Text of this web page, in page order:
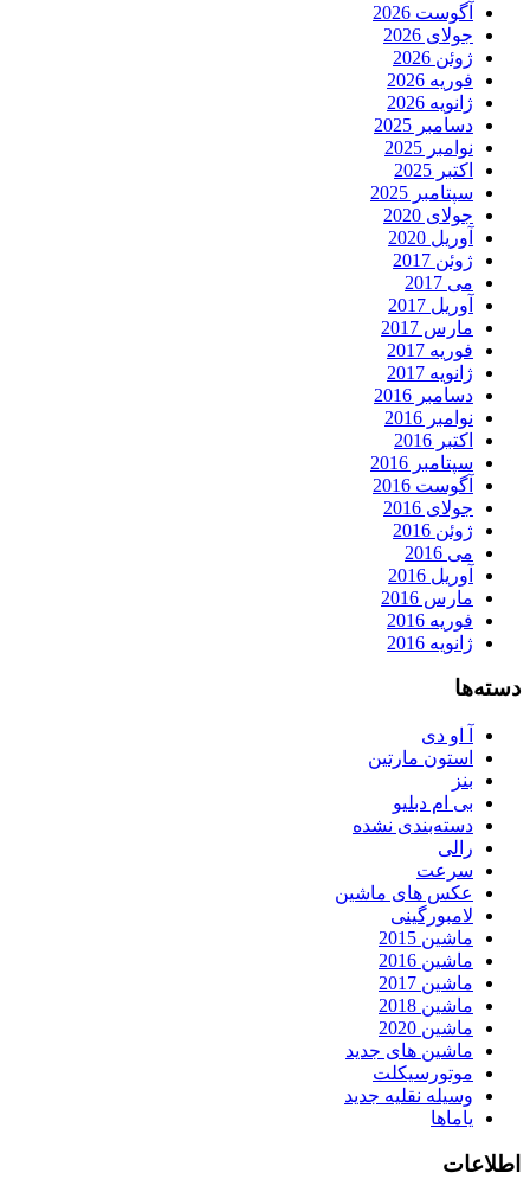
آگوست 2026
جولای 2026
ژوئن 2026
فوریه 2026
ژانویه 2026
دسامبر 2025
نوامبر 2025
اکتبر 2025
سپتامبر 2025
جولای 2020
آوریل 2020
ژوئن 2017
می 2017
آوریل 2017
مارس 2017
فوریه 2017
ژانویه 2017
دسامبر 2016
نوامبر 2016
اکتبر 2016
سپتامبر 2016
آگوست 2016
جولای 2016
ژوئن 2016
می 2016
آوریل 2016
مارس 2016
فوریه 2016
ژانویه 2016
دسته‌ها
آ او دی
استون مارتین
بنز
بی ام دبلیو
دسته‌بندی نشده
رالی
سرعت
عکس های ماشین
لامبورگینی
ماشین 2015
ماشین 2016
ماشین 2017
ماشین 2018
ماشین 2020
ماشین های جدید
موتورسیکلت
وسیله نقلیه جدید
یاماها
اطلاعات